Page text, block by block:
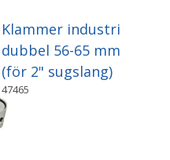
Klammer industri
dubbel 56-65 mm
(för 2" sugslang)
47465